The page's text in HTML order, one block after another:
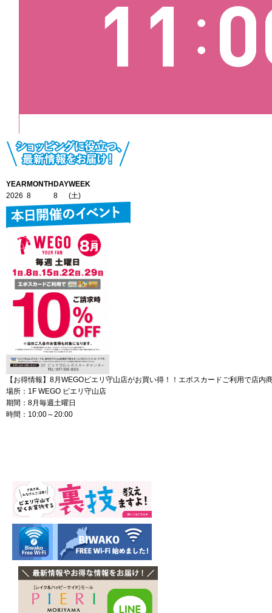
YEARMONTHDAYWEEK
2026 8 8 (土)
【お得情報】8月WEGOピエリ守山店がお買い得！！エポスカードご利用で店内
場所：1F WEGO ピエリ守山店
期間：8月毎週土曜日
時間：10:00～20:00